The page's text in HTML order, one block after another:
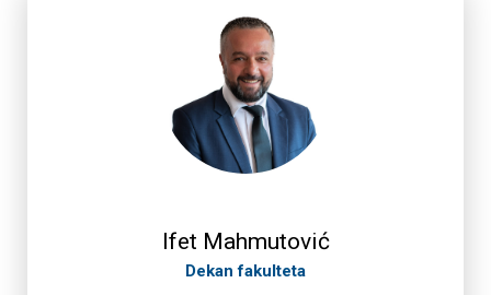
Ifet Mahmutović
Dekan fakulteta